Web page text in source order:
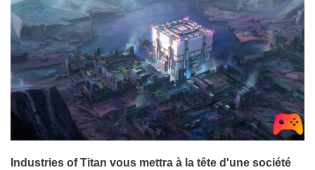
Industries of Titan vous mettra à la tête d'une société